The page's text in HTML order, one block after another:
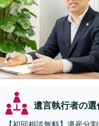
遺言執行者の選